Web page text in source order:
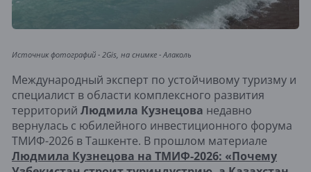
Источник фотографий - 2Gis, на снимке - Алаколь
Международный эксперт по устойчивому туризму и
специалист в области комплексного развития
территорий Людмила Кузнецова недавно
вернулась с юбилейного инвестиционного форума
ТМИФ-2026 в Ташкенте. В прошлом материале
Людмила Кузнецова на ТМИФ-2026: «Почему